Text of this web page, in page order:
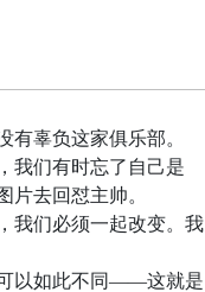
辜负这家俱乐部。
我们有时忘了自己是
片去回怼主帅。
我们必须一起改变。我
以如此不同——这就是